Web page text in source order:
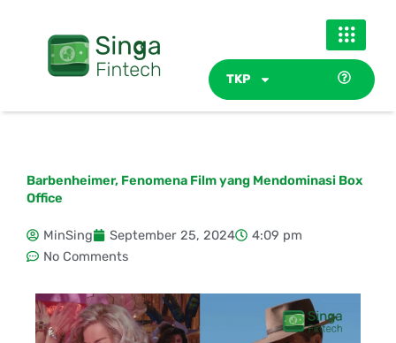
TKP
Barbenheimer, Fenomena Film yang Mendominasi Box
Office
MinSing September 25, 2024
4:09 pm
No Comments